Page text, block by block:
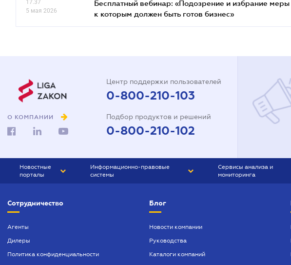
17.37
5 мая 2026
Бесплатный вебинар: «Подозрение и избрание
к которым должен быть готов бизнес»
О КОМПАНИИ
Центр поддержки пользователей
0-800-210-103
Подбор продуктов и решений
0-800-210-102
Новостные
порталы
БИЗНЕС
Информационно-правовые
системы
БУХГАЛТЕР ПРОФ
ЮРИСТ ПРОФ
Сервисы анализа и
мониторинга
Сотрудничество
Агенты
Дилеры
Политика конфиденциальности
Блог
Новости компании
Руководства
Каталоги компаний